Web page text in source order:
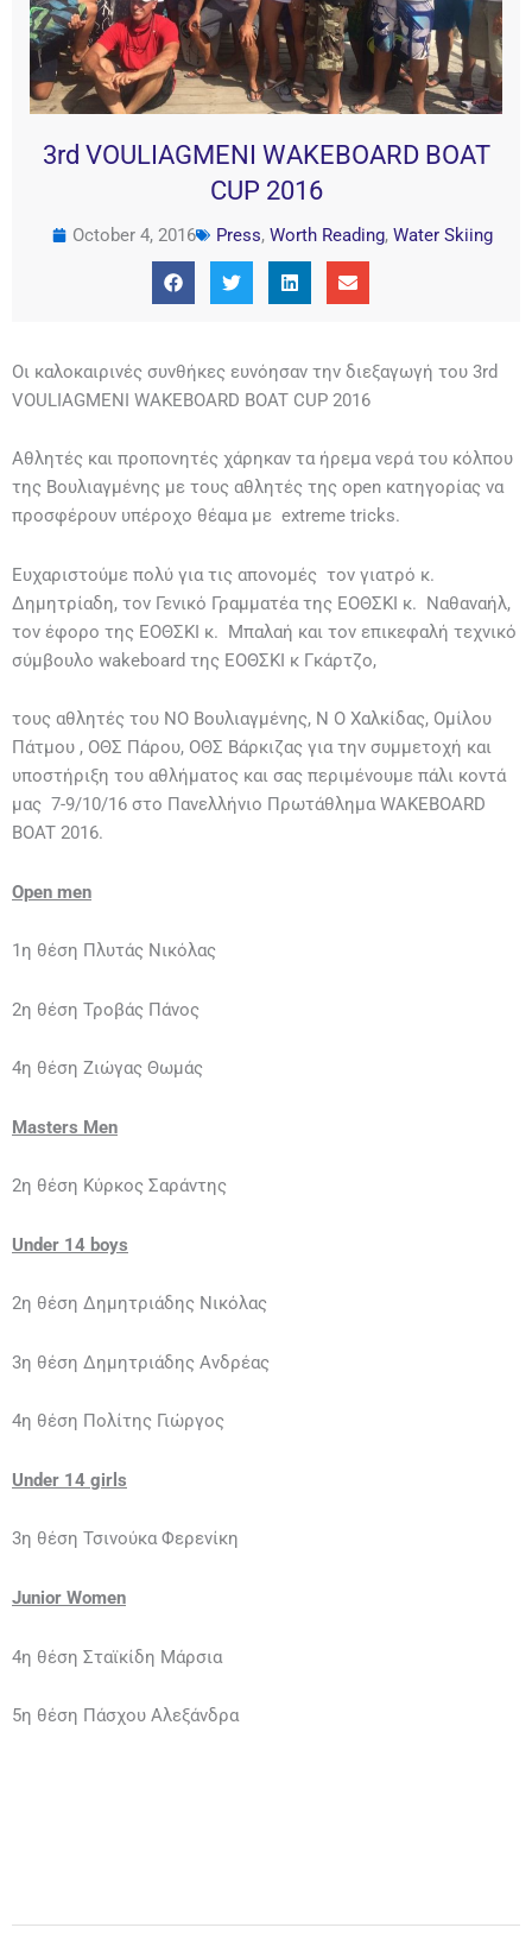
3rd VOULIAGMENI WAKEBOARD BOAT
CUP 2016
October 4, 2016 Press, Worth Reading, Water Skiing
Οι καλοκαιρινές συνθήκες ευνόησαν την διεξαγωγή του 3rd
VOULIAGMENI WAKEBOARD BOAT CUP 2016
Αθλητές και προπονητές χάρηκαν τα ήρεμα νερά του κόλπου
της Βουλιαγμένης με τους αθλητές της open κατηγορίας να
προσφέρουν υπέροχο θέαμα με extreme tricks.
Ευχαριστούμε πολύ για τις απονομές τον γιατρό κ.
Δημητρίαδη, τον Γενικό Γραμματέα της ΕΟΘΣΚΙ κ. Ναθαναήλ,
τον έφορο της ΕΟΘΣΚΙ κ. Μπαλαή και τον επικεφαλή τεχνικό
σύμβουλο wakeboard της ΕΟΘΣΚΙ κ Γκάρτζο,
τους αθλητές του ΝΟ Βουλιαγμένης, Ν Ο Χαλκίδας, Ομίλου
Πάτμου , ΟΘΣ Πάρου, ΟΘΣ Βάρκιζας για την συμμετοχή και
υποστήριξη του αθλήματος και σας περιμένουμε πάλι κοντά
μας 7-9/10/16 στο Πανελλήνιο Πρωτάθλημα WAKEBOARD
BOAT 2016.
Open men
1η θέση Πλυτάς Νικόλας
2η θέση Τροβάς Πάνος
4η θέση Ζιώγας Θωμάς
Μasters Men
2η θέση Κύρκος Σαράντης
Under 14 boys
2η θέση Δημητριάδης Νικόλας
3η θέση Δημητριάδης Ανδρέας
4η θέση Πολίτης Γιώργος
Under 14 girls
3η θέση Τσινούκα Φερενίκη
Junior Women
4η θέση Σταϊκίδη Μάρσια
5η θέση Πάσχου Αλεξάνδρα